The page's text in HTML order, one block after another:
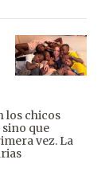
los chicos
sino que
vez. La